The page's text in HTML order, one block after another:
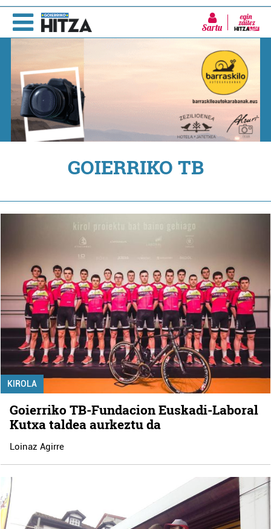
Sartu
GOIERRIKO TB
KIROLA
Goierriko TB-Fundacion Euskadi-Laboral
Kutxa taldea aurkeztu da
Loinaz Agirre